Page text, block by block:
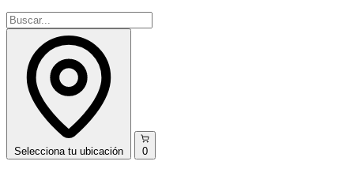
Selecciona tu ubicación 0